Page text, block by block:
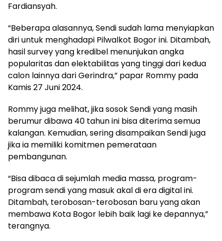
Fardiansyah.
“Beberapa alasannya, Sendi sudah lama menyiapkan
diri untuk menghadapi Pilwalkot Bogor ini. Ditambah,
hasil survey yang kredibel menunjukan angka
popularitas dan elektabilitas yang tinggi dari kedua
calon lainnya dari Gerindra,” papar Rommy pada
Kamis 27 Juni 2024.
Rommy juga melihat, jika sosok Sendi yang masih
berumur dibawa 40 tahun ini bisa diterima semua
kalangan. Kemudian, sering disampaikan Sendi juga
jika ia memiliki komitmen pemerataan
pembangunan.
“Bisa dibaca di sejumlah media massa, program-
program sendi yang masuk akal di era digital ini.
Ditambah, terobosan-terobosan baru yang akan
membawa Kota Bogor lebih baik lagi ke depannya,”
terangnya.